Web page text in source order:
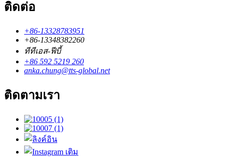
ติดต่อ
+86-13328783951
+86-13348382260
ทีทีเอส-ฟีบี้
+86 592 5219 260
anka.chung@tts-global.net
ติดตามเรา